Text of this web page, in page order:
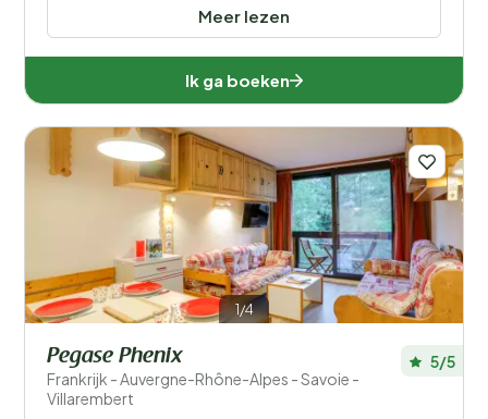
Meer lezen
Ik ga boeken
1/4
Pegase Phenix
Frankrijk - Auvergne-Rhône-Alpes - Savoie -
Villarembert
5/5